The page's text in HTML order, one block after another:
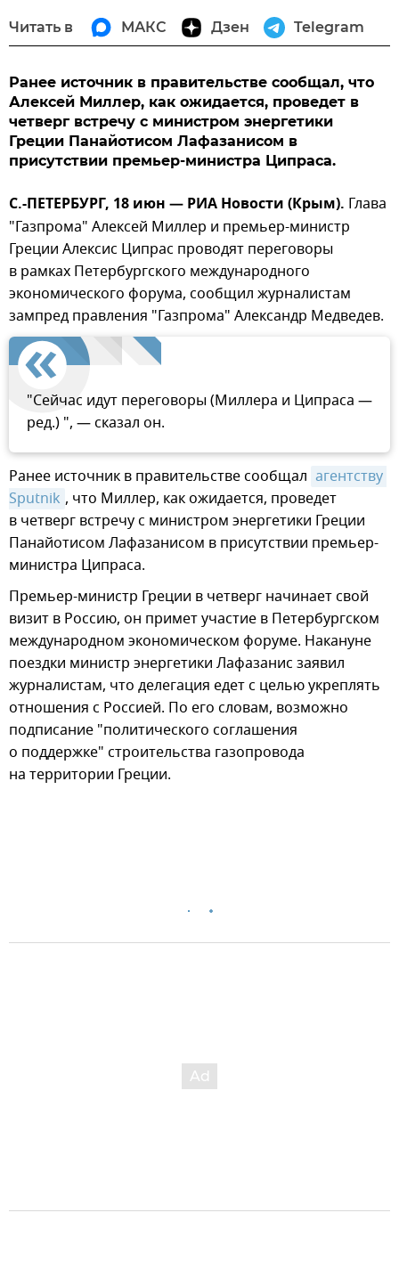
Читать в МАКС Дзен Telegram
Ранее источник в правительстве сообщал, что
Алексей Миллер, как ожидается, проведет в
четверг встречу с министром энергетики
Греции Панайотисом Лафазанисом в
присутствии премьер-министра Ципраса.
С.-ПЕТЕРБУРГ, 18 июн — РИА Новости (Крым). Глава
"Газпрома" Алексей Миллер и премьер-министр
Греции Алексис Ципрас проводят переговоры
в рамках Петербургского международного
экономического форума, сообщил журналистам
зампред правления "Газпрома" Александр Медведев.
"Сейчас идут переговоры (Миллера и Ципраса —
ред.) ", — сказал он.
Ранее источник в правительстве сообщал агентству
Sputnik , что Миллер, как ожидается, проведет
в четверг встречу с министром энергетики Греции
Панайотисом Лафазанисом в присутствии премьер-
министра Ципраса.
Премьер-министр Греции в четверг начинает свой
визит в Россию, он примет участие в Петербургском
международном экономическом форуме. Накануне
поездки министр энергетики Лафазанис заявил
журналистам, что делегация едет с целью укреплять
отношения с Россией. По его словам, возможно
подписание "политического соглашения
о поддержке" строительства газопровода
на территории Греции.